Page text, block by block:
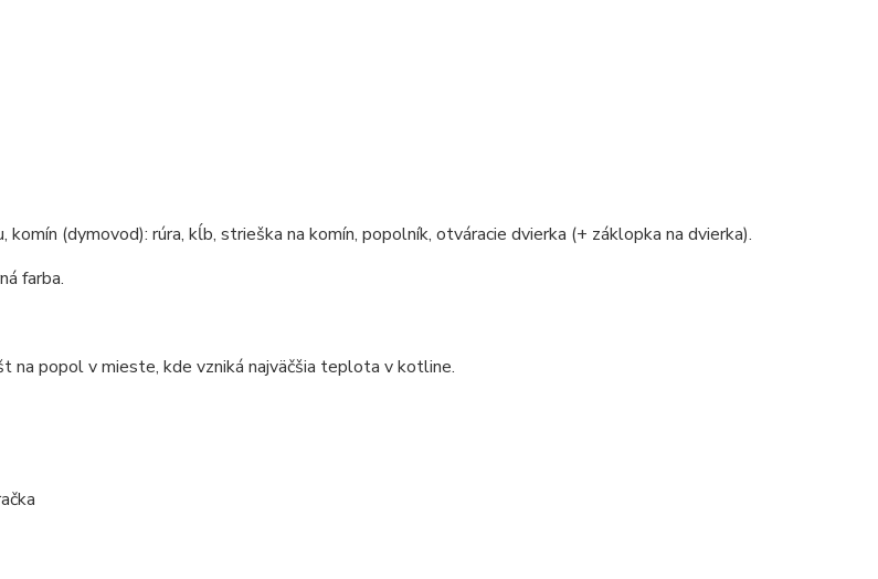
komín (dymovod): rúra, kĺb, strieška na komín, popolník, otváracie dvierka (+ záklopka na dvierka).
farba.
na popol v mieste, kde vzniká najväčšia teplota v kotline.